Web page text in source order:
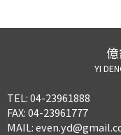
YI
TEL:04-23961888
FAX:04-23961777
MAIL: